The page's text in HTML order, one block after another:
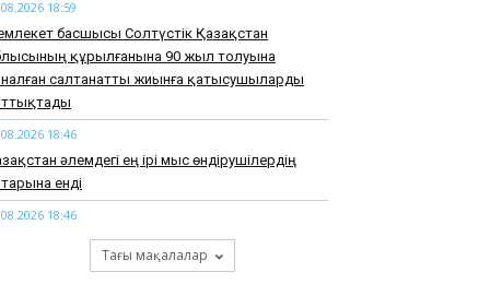
18:59
басшысы Солтүстік Қазақстан
құрылғанына 90 жыл толуына
салтанатты жиынға қатысушыларды
18:46
әлемдегі ең ірі мыс өндірушілердің
енді
18:46
Нұрай Серікбайдың туыстары
10 миллиард теңге моральдық
Тағы мақалалар